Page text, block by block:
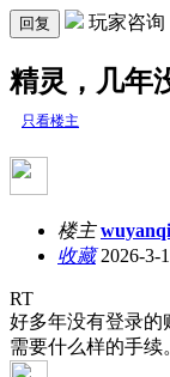
回复 玩家咨询
精灵，几年
只看楼主
楼主
收藏2026-3-
RT
好多年没有登录的
需要什么样的手续